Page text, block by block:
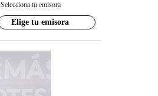
Selecciona tu emisora
Elige tu emisora